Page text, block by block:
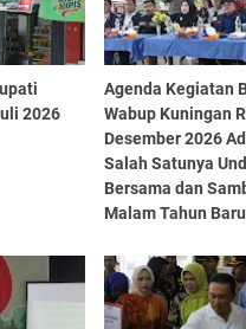
2026
Agenda Kegiatan
Wabup Kuningan
Desember 2026
Salah Satunya
Bersama dan
Malam Tahun